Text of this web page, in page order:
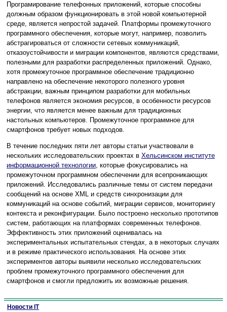
Програмирование телефонных приложений, которые способны
должным образом функционировать в этой новой компьютерной
среде, является непростой задачей. Платформы промежуточного
программного обеспечения, которые могут, например, позволить
абстрагироваться от сложности сетевых коммуникаций,
отказоустойчивости и миграции компонентов, являются средствами,
полезными для разработки распределенных приложений. Однако,
хотя промежуточное программное обеспечение традиционно
направлено на обеспечение некоторого полезного уровня
абстракции, важным принципом разработки для мобильных
телефонов является экономия ресурсов, в особенности ресурсов
энергии, что является менее важным для традиционных
настольных компьютеров. Промежуточное программное для
смартфонов требует новых подходов.
В течение последних пяти лет авторы статьи участвовали в
нескольких исследовательских проектах в Хельсинском институте
информационной технологии, которые фокусировались на
промежуточном программном обеспечении для всепроникающих
приложений. Исследовались различные темы от систем передачи
сообщений на основе XML и средств синхронизации для
коммуникаций на основе событий, миграции сервисов, мониторингу
контекста и реконфигурации. Было построено несколько прототипов
систем, работающих на платформах современных телефонов.
Эффективность этих приложений оценивалась на
экспериментальных испытательных стендах, а в некоторых случаях
и в режиме практического использования. На основе этих
экспериментов авторы выявили несколько исследовательских
проблем промежуточного программного обеспечения для
смартфонов и смогли предложить их возможные решения.
Новости IT